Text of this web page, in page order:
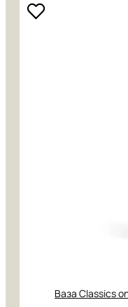
Ваза Classics